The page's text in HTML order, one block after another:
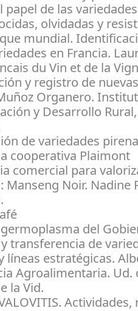
papel de las variedades
olvidadas y
mundial.
en Francia.
du Vin et de la
y registro de
Organero.
y Desarrollo
de variedades
cooperativa Plaimont
comercial para
Manseng Noir. Nadine
del
transferencia de
líneas estratégicas.
Agroalimentaria. Ud.
la Vid.
Actividades,